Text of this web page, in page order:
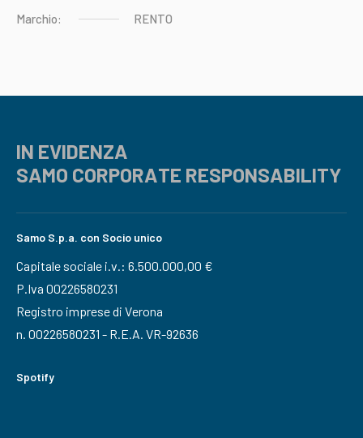
Marchio: RENTO
IN EVIDENZA
SAMO CORPORATE RESPONSABILITY
Samo S.p.a. con Socio unico
Capitale sociale i.v.: 6.500.000,00 €
P.Iva 00226580231
Registro imprese di Verona
n. 00226580231 - R.E.A. VR-92636
Spotify